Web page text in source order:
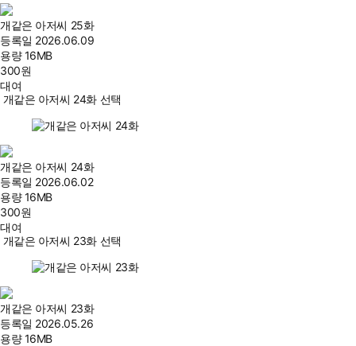
개같은 아저씨 25화
등록일 2026.06.09
용량16MB
300원
대여
개같은 아저씨 24화 선택
개같은 아저씨 24화
등록일 2026.06.02
용량16MB
300원
대여
개같은 아저씨 23화 선택
개같은 아저씨 23화
등록일 2026.05.26
용량16MB